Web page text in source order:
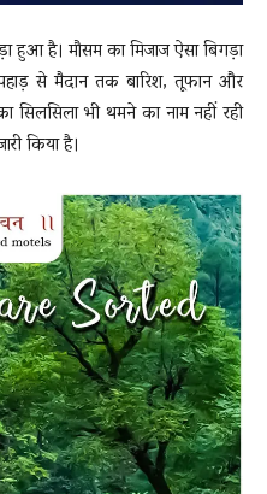
हुआ है। मौसम का मिजाज ऐसा बिगड़ा
से मैदान तक बारिश, तूफान और
सिलसिला भी थमने का नाम नहीं रही
किया है।